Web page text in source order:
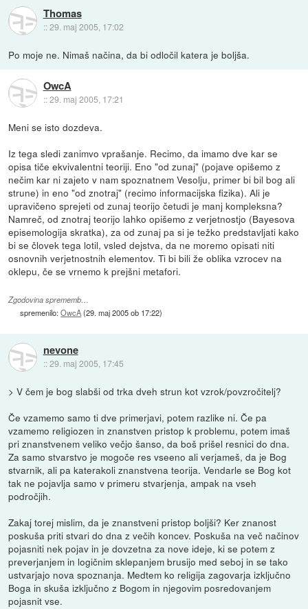
Thomas
::29. maj 2005, 17:02
Po moje ne. Nimaš načina, da bi odločil katera je boljša.
OwcA
::29. maj 2005, 17:21
Meni se isto dozdeva.
Iz tega sledi zanimvo vprašanje. Recimo, da imamo dve kar se
opisa tiče ekvivalentni teoriji. Eno "od zunaj" (pojave opišemo z
nečim kar ni zajeto v nam spoznatnem Vesolju, primer bi bil bog ali
strune) in eno "od znotraj" (recimo informacijska fizika). Ali je
upravičeno sprejeti od zunaj teorijo četudi je manj kompleksna?
Namreč, od znotraj teorijo lahko opišemo z verjetnostjo (Bayesova
episemologija skratka), za od zunaj pa si je težko predstavljati kako
bi se človek tega lotil, vsled dejstva, da ne moremo opisati niti
osnovnih verjetnostnih elementov. Ti bi bili že oblika vzrocev na
oklepu, če se vrnemo k prejšni metafori.
Zgodovina sprememb…
spremenilo:OwcA(29. maj 2005 ob 17:22)
nevone
::29. maj 2005, 17:45
> V čem je bog slabši od trka dveh strun kot vzrok/povzročitelj?
Če vzamemo samo ti dve primerjavi, potem razlike ni. Če pa
vzamemo religiozen in znanstven pristop k problemu, potem imaš
pri znanstvenem veliko večjo šanso, da boš prišel resnici do dna.
Za samo stvarstvo je mogoče res vseeno ali verjameš, da je Bog
stvarnik, ali pa katerakoli znanstvena teorija. Vendarle se Bog kot
tak ne pojavlja samo v primeru stvarjenja, ampak na vseh
področjih.
Zakaj torej mislim, da je znanstveni pristop boljši? Ker znanost
poskuša priti stvari do dna z večih koncev. Poskuša na več načinov
pojasniti nek pojav in je dovzetna za nove ideje, ki se potem z
preverjanjem in logičnim sklepanjem brusijo med seboj in se tako
ustvarjajo nova spoznanja. Medtem ko religija zagovarja izključno
Boga in skuša izključno z Bogom in njegovim posredovanjem
pojasnit vse.